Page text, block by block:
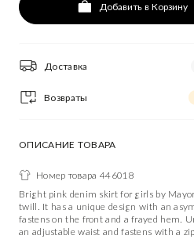
Добавить в Корзину
Доставка
Возвраты
ОПИСАНИЕ ТОВАРА
Номер товара 446018
Bright pink denim skirt for girls by
twill. It has a unique design with an
fastens on the front and a frayed hem.
an adjustable waist and fastens with a